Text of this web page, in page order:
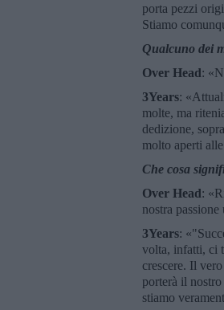
porta pezzi
Stiamo
Qualcuno dei
Over Head:
3Years:
molte, ma
dedizione,
molto aperti
Che cosa
Over Head:
nostra
3Years:
volta, infatti, ci
crescere. Il
porterà il
stiamo